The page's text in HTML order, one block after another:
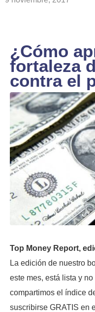
¿Cómo
fortaleza
contra el
Top Money Report,
La edición de nuestro
este mes, está lista y
compartimos el índice
suscribirse GRATIS en